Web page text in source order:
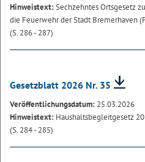
Hinweistext:Sechzehntes Ortsgesetz
die Feuerwehr der Stadt Bremerhaven
(S. 286 - 287)
Gesetzblatt 2026 Nr. 35
Veröffentlichungsdatum: 25.03.2026
Hinweistext: Haushaltsbegleitgesetz
(S. 284 - 285)